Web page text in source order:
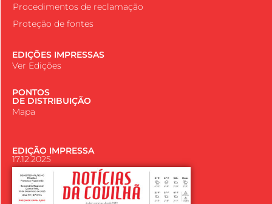
Procedimentos de reclamação
Proteção de fontes
EDIÇÕES IMPRESSAS
Ver Edições
PONTOS
DE DISTRIBUIÇÃO
Mapa
EDIÇÃO IMPRESSA
17.12.2025